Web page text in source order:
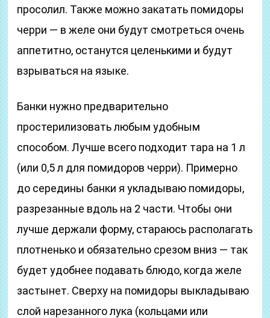
просолил. Также можно закатать помидоры
черри — в желе они будут смотреться очень
аппетитно, останутся целенькими и будут
взрываться на языке.
Банки нужно предварительно
простерилизовать любым удобным
способом. Лучше всего подходит тара на 1 л
(или 0,5 л для помидоров черри). Примерно
до середины банки я укладываю помидоры,
разрезанные вдоль на 2 части. Чтобы они
лучше держали форму, стараюсь располагать
плотненько и обязательно срезом вниз — так
будет удобнее подавать блюдо, когда желе
застынет. Сверху на помидоры выкладываю
слой нарезанного лука (кольцами или